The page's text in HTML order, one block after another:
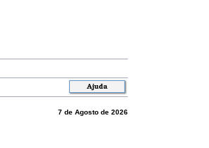
7 de Agosto de 2026